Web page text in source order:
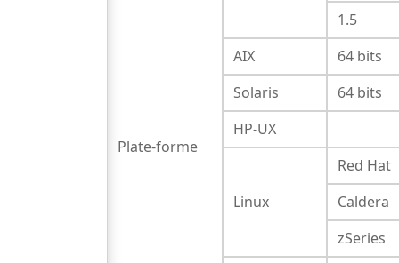
Plate-forme
1.5
AIX
64 bits
Solaris
64 bits
HP-UX
Linux
Red Hat
Caldera
zSeries